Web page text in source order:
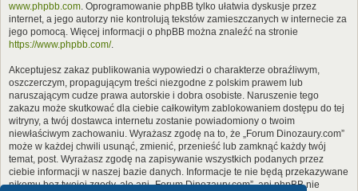
www.phpbb.com. Oprogramowanie phpBB tylko ułatwia dyskusje przez
internet, a jego autorzy nie kontrolują tekstów zamieszczanych w internecie za
jego pomocą. Więcej informacji o phpBB można znaleźć na stronie
https://www.phpbb.com/.
Akceptujesz zakaz publikowania wypowiedzi o charakterze obraźliwym,
oszczerczym, propagującym treści niezgodne z polskim prawem lub
naruszającym cudze prawa autorskie i dobra osobiste. Naruszenie tego
zakazu może skutkować dla ciebie całkowitym zablokowaniem dostępu do tej
witryny, a twój dostawca internetu zostanie powiadomiony o twoim
niewłaściwym zachowaniu. Wyrażasz zgodę na to, że „Forum Dinozaury.com”
może w każdej chwili usunąć, zmienić, przenieść lub zamknąć każdy twój
temat, post. Wyrażasz zgodę na zapisywanie wszystkich podanych przez
ciebie informacji w naszej bazie danych. Informacje te nie będą przekazywane
nikomu bez twojej zgody, ale ani „Forum Dinozaury.com”, ani phpBB nie